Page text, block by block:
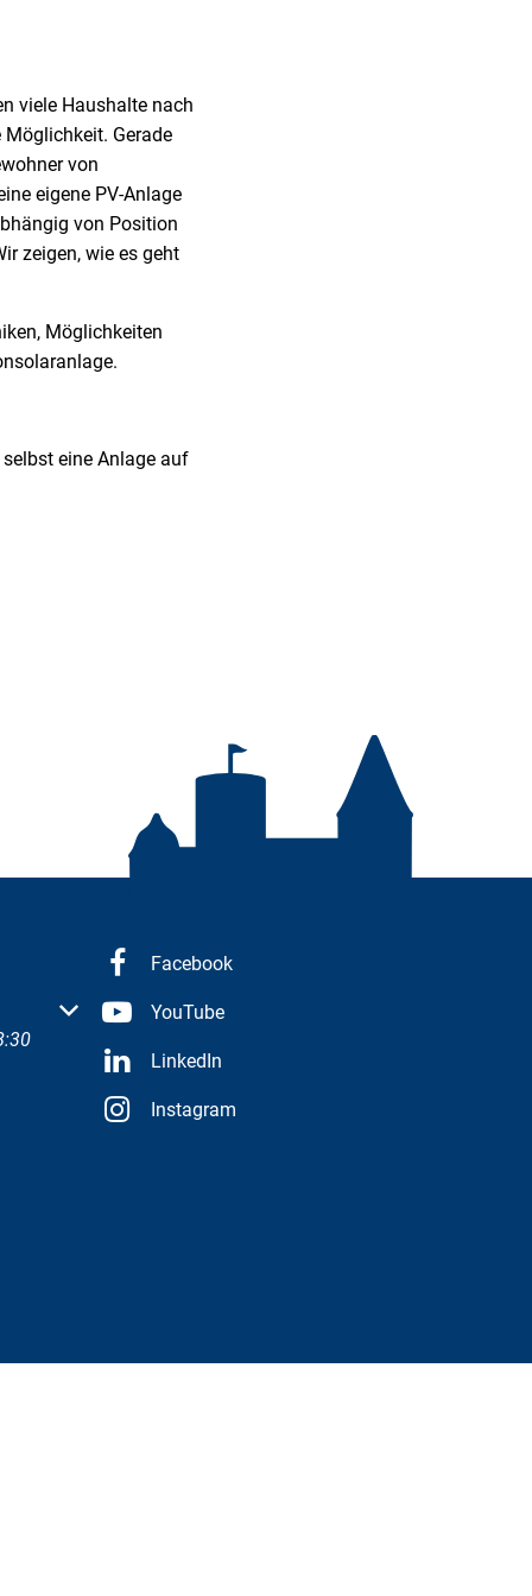
viele Haushalte nach
Möglichkeit. Gerade
von
eigene PV-Anlage
von Position
zeigen, wie es geht
Möglichkeiten
eine Anlage auf
Schließzeiten auszublenden
Facebook
YouTube
LinkedIn
Instagram